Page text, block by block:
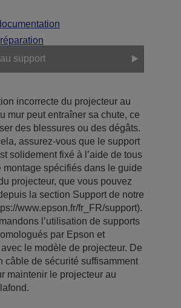
support
incorrecte du projecteur au
mur peut entraîner sa chute, ce
des blessures ou des dégâts.
assurez-vous que le support
solidement fixé à l’aide de tous
montage spécifiés dans le guide
projecteur, que vous pouvez
la section Support de notre
www.epson.fr/fr_FR/support).
l’utilisation de supports
par Epson et
le modèle de projecteur. De
câble de sécurité suffisamment
maintenir le projecteur au